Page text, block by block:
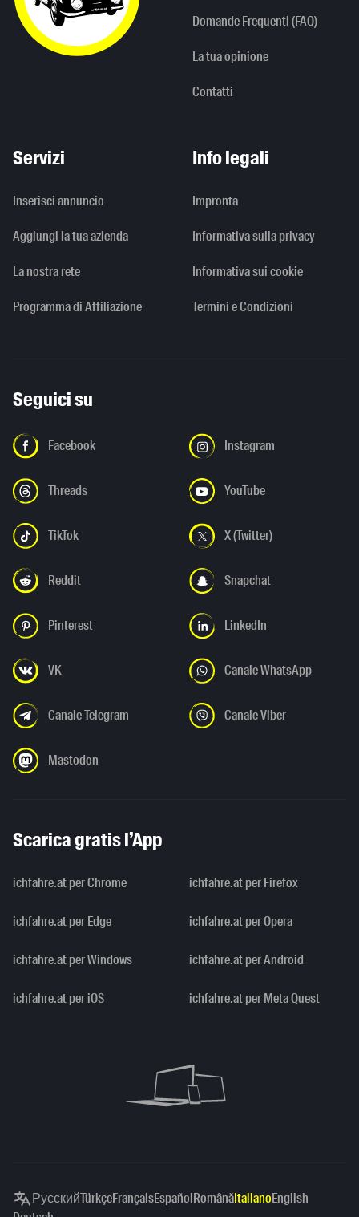
Domande Frequenti (FAQ)
La tua opinione
Contatti
Servizi
Inserisci annuncio
Aggiungi la tua azienda
La nostra rete
Programma di Affiliazione
Info legali
Impronta
Informativa sulla privacy
Informativa sui cookie
Termini e Condizioni
Seguici su
Facebook Instagram
Threads YouTube
TikTok X (Twitter)
Reddit Snapchat
Pinterest LinkedIn
VK Canale WhatsApp
Canale Telegram Canale Viber
Mastodon
Scarica gratis l’App
ichfahre.at per Chrome ichfahre.at per Firefox
ichfahre.at per Edge ichfahre.at per Opera
ichfahre.at per Windows ichfahre.at per Android
ichfahre.at per iOS ichfahre.at per Meta Quest
РусскийTürkçeFrançaisEspañolRomânăItalianoEnglish